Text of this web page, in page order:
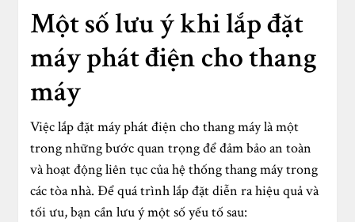
Một số lưu ý khi lắp đặt
máy phát điện cho thang
máy
Việc lắp đặt máy phát điện cho thang máy là một
trong những bước quan trọng để đảm bảo an toàn
và hoạt động liên tục của hệ thống thang máy trong
các tòa nhà. Để quá trình lắp đặt diễn ra hiệu quả và
tối ưu, bạn cần lưu ý một số yếu tố sau: